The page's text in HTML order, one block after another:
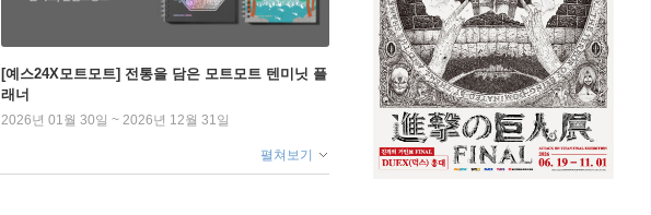
[예스24X모트모트] 전통을 담은 모트모트 텐미닛 플
래너
2026년 01월 30일 ~ 2026년 12월 31일
펼쳐보기